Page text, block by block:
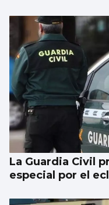
La Guardia Civil
especial por el